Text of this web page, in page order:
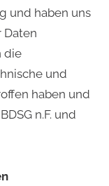
und haben uns
Daten
die
und
haben und
n.F. und